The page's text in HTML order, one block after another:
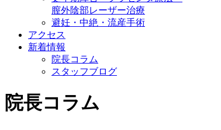
膣外陰部レーザー治療
避妊・中絶・流産手術
アクセス
新着情報
院長コラム
スタッフブログ
院長コラム